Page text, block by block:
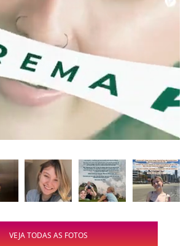
VEJA TODAS AS FOTOS